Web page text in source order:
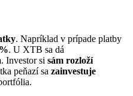
. Napríklad v prípade platby
. U XTB sa dá
. Investor si sám rozloží
peňazí sa zainvestuje